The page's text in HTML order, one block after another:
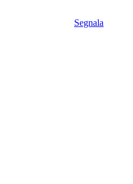
Segnala